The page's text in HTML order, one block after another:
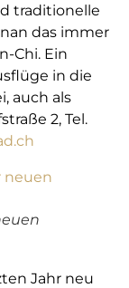
traditionelle
das immer
Chi. Ein
in die
auch als
2, Tel.
Jahr neu